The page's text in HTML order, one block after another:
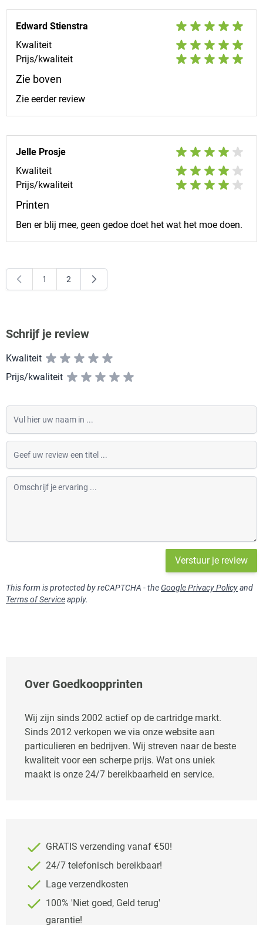
Edward Stienstra
Kwaliteit
Prijs/kwaliteit
Zie boven
Zie eerder review
Jelle Prosje
Kwaliteit
Prijs/kwaliteit
Printen
Ben er blij mee, geen gedoe doet het wat het moe doen.
U lees momenteel pagina
1
Pagina
2
Schrijf je review
Kwaliteit
Prijs/kwaliteit
Vul hier uw naam in
Geef uw review een titel
Omschrijf je ervaring
Verstuur je review
This form is protected by reCAPTCHA - the Google Privacy Policyand
Terms of Serviceapply.
Over Goedkoopprinten
Wij zijn sinds 2002 actief op de cartridge markt.
Sinds 2012 verkopen we via onze website aan
particulieren en bedrijven. Wij streven naar de beste
kwaliteit voor een scherpe prijs. Wat ons uniek
maakt is onze 24/7 bereikbaarheid en service.
GRATIS verzending vanaf €50!
24/7 telefonisch bereikbaar!
Lage verzendkosten
100% 'Niet goed, Geld terug'
garantie!